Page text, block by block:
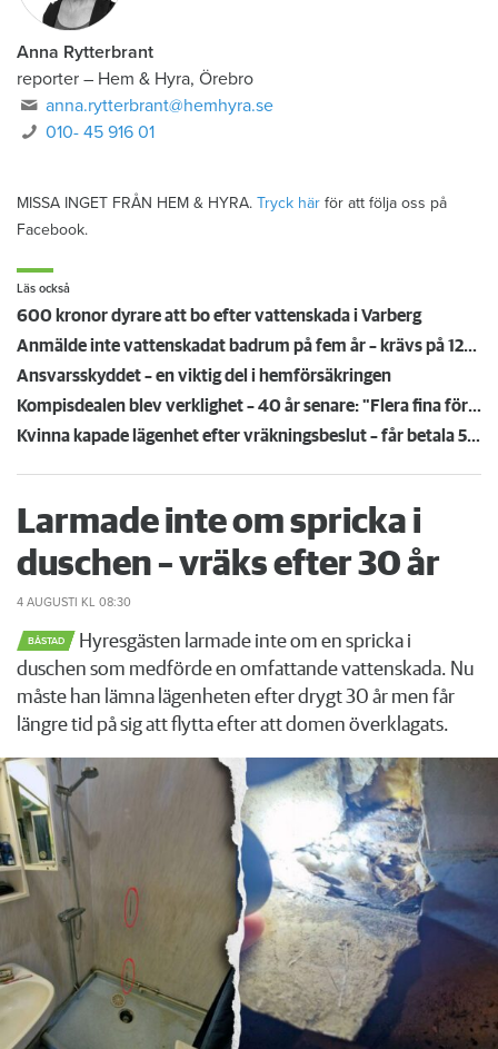
Anna Rytterbrant
reporter – Hem & Hyra, Örebro
anna.rytterbrant@hemhyra.se
010- 45 916 01
MISSA INGET FRÅN HEM & HYRA. Tryck här för att följa oss på
Facebook.
Läs också
600 kronor dyrare att bo efter vattenskada i Varberg
Anmälde inte vattenskadat badrum på fem år – krävs på 125 000 kronor
Ansvarsskyddet – en viktig del i hemförsäkringen
Kompisdealen blev verklighet – 40 år senare: "Flera fina fördelar med att dela bostad"
Kvinna kapade lägenhet efter vräkningsbeslut – får betala 50 000
Larmade inte om spricka i
duschen – vräks efter 30 år
4 AUGUSTI KL 08:30
BÅSTAD
Hyresgästen larmade inte om en spricka i
duschen som medförde en omfattande vattenskada. Nu
måste han lämna lägenheten efter drygt 30 år men får
längre tid på sig att flytta efter att domen överklagats.